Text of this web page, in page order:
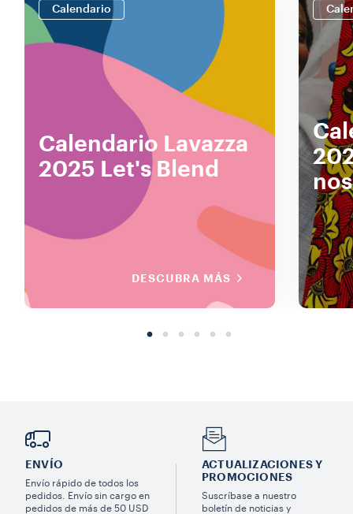
Calendario
Calendario Lavazza
2025 Let's Blend
DESCUBRA MÁS
ENVÍO
Envío rápido de todos los
pedidos. Envío sin cargo en
pedidos de más de 50 USD
ACTUALIZACIONES Y
PROMOCIONES
Suscríbase a nuestro
boletín de noticias y